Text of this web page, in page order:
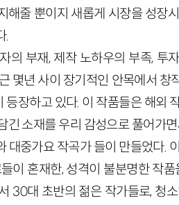
해줄 뿐이지 새롭게 시장을 성장
.
의 부재, 제작 노하우의 부족, 투
몇년 사이 장기적인 안목에서 창
장하고 있다. 이 작품들은 해외
긴 소재를 우리 감성으로 풀어가
대중가요 작곡가 들이 만들었다.
이 혼재한, 성격이 불분명한 작
30대 초반의 젊은 작가들로, 청